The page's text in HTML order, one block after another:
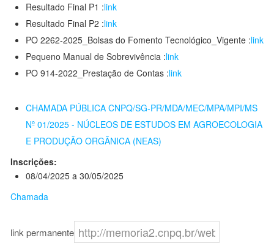
Resultado Final P1 :link
Resultado Final P2 :link
PO 2262-2025_Bolsas do Fomento Tecnológico_Vigente :link
Pequeno Manual de Sobrevivência :link
PO 914-2022_Prestação de Contas :link
CHAMADA PÚBLICA CNPQ/SG-PR/MDA/MEC/MPA/MPI/MS
Nº 01/2025 - NÚCLEOS DE ESTUDOS EM AGROECOLOGIA
E PRODUÇÃO ORGÂNICA (NEAS)
Inscrições:
08/04/2025 a 30/05/2025
Chamada
link permanente